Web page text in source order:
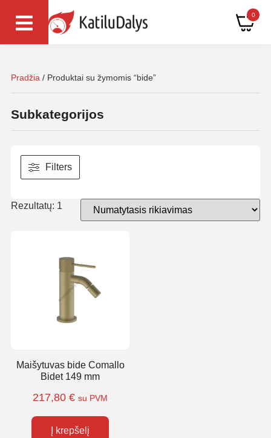
0
Pradžia / Produktai su žymomis “bide”
Subkategorijos
Filters
Rezultatų: 1
Maišytuvas bide Comallo
Bidet 149 mm
217,80 € su PVM
Į krepšelį